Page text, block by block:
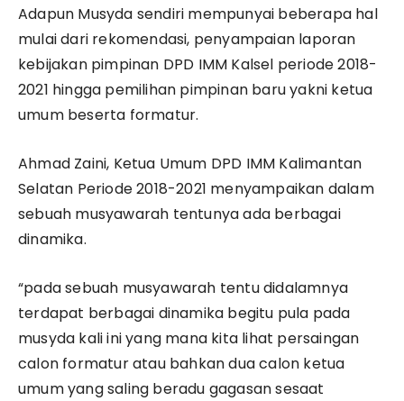
Adapun Musyda sendiri mempunyai beberapa hal
mulai dari rekomendasi, penyampaian laporan
kebijakan pimpinan DPD IMM Kalsel periode 2018-
2021 hingga pemilihan pimpinan baru yakni ketua
umum beserta formatur.
Ahmad Zaini, Ketua Umum DPD IMM Kalimantan
Selatan Periode 2018-2021 menyampaikan dalam
sebuah musyawarah tentunya ada berbagai
dinamika.
“pada sebuah musyawarah tentu didalamnya
terdapat berbagai dinamika begitu pula pada
musyda kali ini yang mana kita lihat persaingan
calon formatur atau bahkan dua calon ketua
umum yang saling beradu gagasan sesaat